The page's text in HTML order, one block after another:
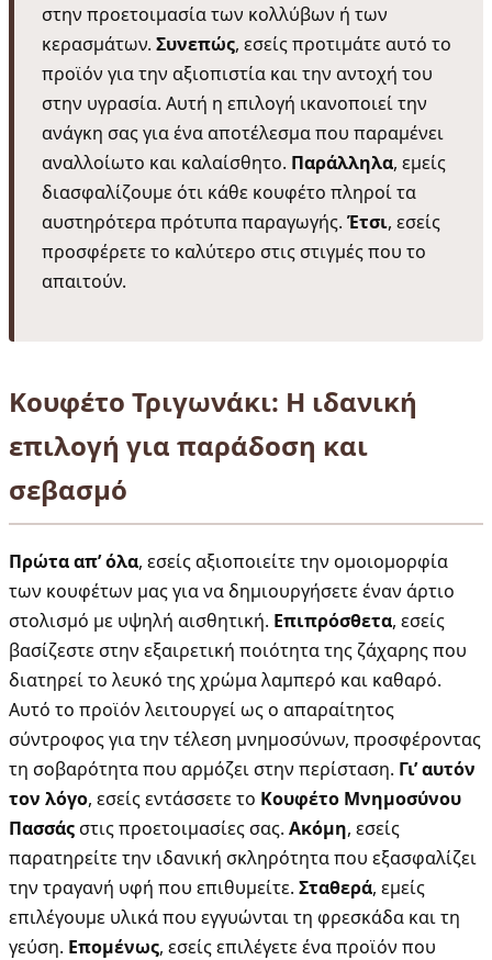
στην προετοιμασία των κολλύβων ή των
κερασμάτων. Συνεπώς, εσείς προτιμάτε αυτό το
προϊόν για την αξιοπιστία και την αντοχή του
στην υγρασία. Αυτή η επιλογή ικανοποιεί την
ανάγκη σας για ένα αποτέλεσμα που παραμένει
αναλλοίωτο και καλαίσθητο. Παράλληλα, εμείς
διασφαλίζουμε ότι κάθε κουφέτο πληροί τα
αυστηρότερα πρότυπα παραγωγής. Έτσι, εσείς
προσφέρετε το καλύτερο στις στιγμές που το
απαιτούν.
Κουφέτο Τριγωνάκι: Η ιδανική
επιλογή για παράδοση και
σεβασμό
Πρώτα απ’ όλα, εσείς αξιοποιείτε την ομοιομορφία
των κουφέτων μας για να δημιουργήσετε έναν άρτιο
στολισμό με υψηλή αισθητική. Επιπρόσθετα, εσείς
βασίζεστε στην εξαιρετική ποιότητα της ζάχαρης που
διατηρεί το λευκό της χρώμα λαμπερό και καθαρό.
Αυτό το προϊόν λειτουργεί ως ο απαραίτητος
σύντροφος για την τέλεση μνημοσύνων, προσφέροντας
τη σοβαρότητα που αρμόζει στην περίσταση. Γι’ αυτόν
τον λόγο, εσείς εντάσσετε το Κουφέτο Μνημοσύνου
Πασσάςστις προετοιμασίες σας. Ακόμη, εσείς
παρατηρείτε την ιδανική σκληρότητα που εξασφαλίζει
την τραγανή υφή που επιθυμείτε. Σταθερά, εμείς
επιλέγουμε υλικά που εγγυώνται τη φρεσκάδα και τη
γεύση. Επομένως, εσείς επιλέγετε ένα προϊόν που